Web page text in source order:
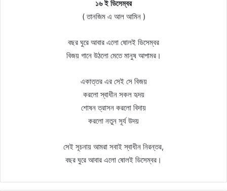
১৬ ই ডিসেম্বর
( তানজিম এ আল আমিন )
বছর ঘুরে আবার এলো ষোলই ডিসেম্বর
বিজয় গানে উঠলো মেতে মানুষ আপামর।
একাত্তর এর সেই সে বিজয়
করলো স্বাধীন সকল হৃদয়
শোষন ত্রাসন করলো বিদায়
করলো নতুন সূর্য উদয়
সেই সূচনায় আমরা সবাই স্বাধীন নিরন্তর,
বছর ঘুরে আবার এলো ষোলই ডিসেম্বর।